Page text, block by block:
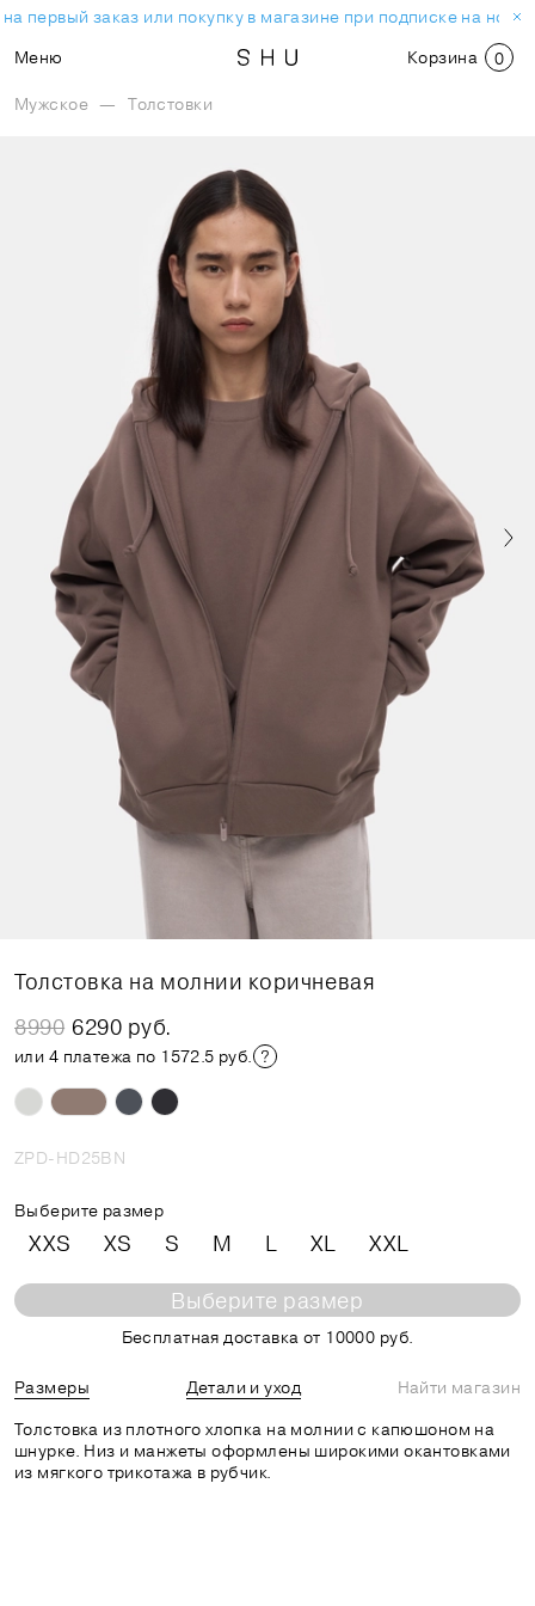
первый заказ или покупку в магазине при подписке на
Меню
Корзина 0
Мужское — Толстовки
Толстовка на молнии коричневая
8990 6290 руб.
или 4 платежа по 1572.5 руб.
ZPD-HD25BN
Выберите размер
XXS XS S M L XL XXL
Выберите размер
Бесплатная доставка от 10000 руб.
Размеры Детали и уход
Найти магазин
Толстовка из плотного хлопка на молнии с капюшоном на
шнурке. Низ и манжеты оформлены широкими окантовками
из мягкого трикотажа в рубчик.